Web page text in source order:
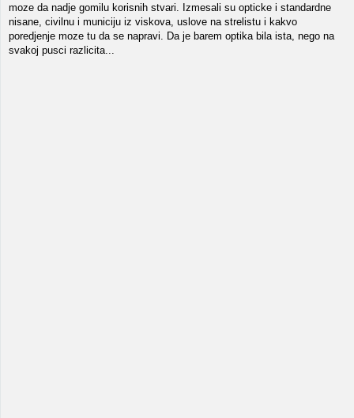
moze da nadje gomilu korisnih stvari. Izmesali su opticke i standardne
nisane, civilnu i municiju iz viskova, uslove na strelistu i kakvo
poredjenje moze tu da se napravi. Da je barem optika bila ista, nego na
svakoj pusci razlicita...